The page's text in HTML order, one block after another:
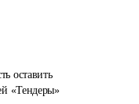
оставить
«Тендеры»